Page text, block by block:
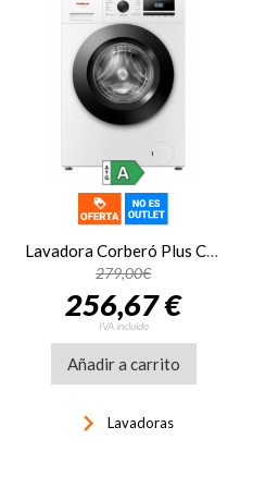
279,00€
256,67 €
IVA incluido
Añadir a carrito
keyboard_arrow_right Lavadoras